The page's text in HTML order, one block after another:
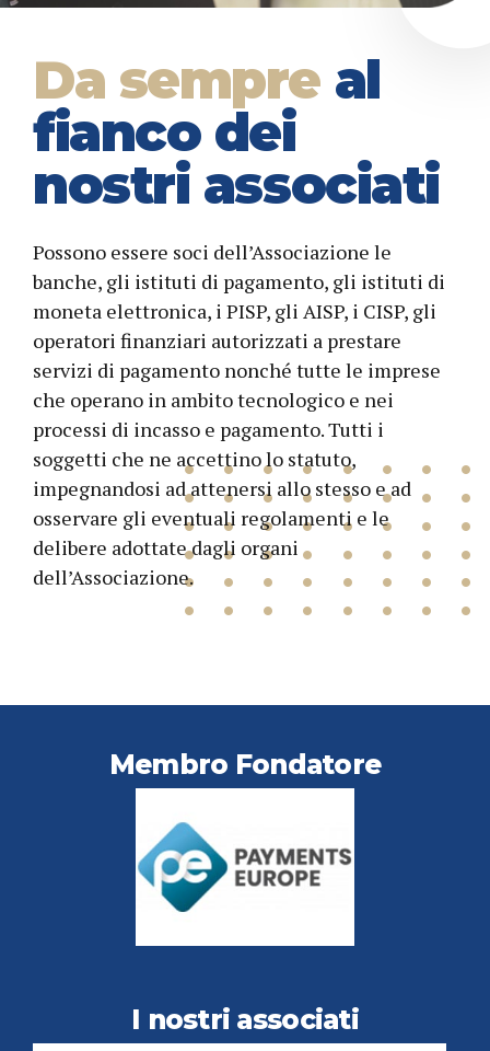
Da sempre al
fianco dei
nostri associati
Possono essere soci dell’Associazione le
banche, gli istituti di pagamento, gli istituti di
moneta elettronica, i PISP, gli AISP, i CISP, gli
operatori finanziari autorizzati a prestare
servizi di pagamento nonché tutte le imprese
che operano in ambito tecnologico e nei
processi di incasso e pagamento. Tutti i
soggetti che ne accettino lo statuto,
impegnandosi ad attenersi allo stesso e ad
osservare gli eventuali regolamenti e le
delibere adottate dagli organi
dell’Associazione.
Membro Fondatore
I nostri associati